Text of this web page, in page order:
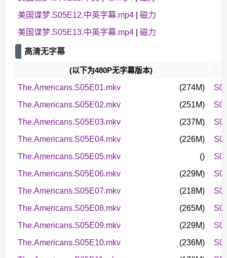
美国谍梦.S05E12.中英字幕.mp4| 磁力
美国谍梦.S05E13.中英字幕.mp4| 磁力
高清无字幕
(以下为480P无字幕版本)
The.Americans.S05E01.mkv
(274M)
The.Americans.S05E02.mkv
(251M)
The.Americans.S05E03.mkv
(237M)
The.Americans.S05E04.mkv
(226M)
The.Americans.S05E05.mkv
()
The.Americans.S05E06.mkv
(229M)
The.Americans.S05E07.mkv
(218M)
The.Americans.S05E08.mkv
(265M)
The.Americans.S05E09.mkv
(229M)
The.Americans.S05E10.mkv
(236M)